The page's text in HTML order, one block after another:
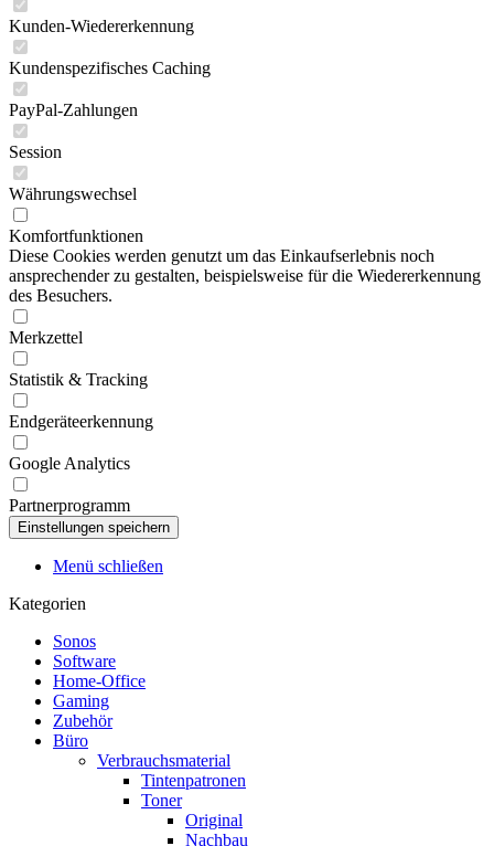
Kunden-Wiedererkennung
Kundenspezifisches Caching
PayPal-Zahlungen
Session
Währungswechsel
Komfortfunktionen
Diese Cookies werden genutzt um das Einkaufserlebnis noch
ansprechender zu gestalten, beispielsweise für die Wiedererkennung
des Besuchers.
Merkzettel
Statistik & Tracking
Endgeräteerkennung
Google Analytics
Partnerprogramm
Menü schließen
Kategorien
Sonos
Software
Home-Office
Gaming
Zubehör
Büro
Verbrauchsmaterial
Tintenpatronen
Toner
Original
Nachbau